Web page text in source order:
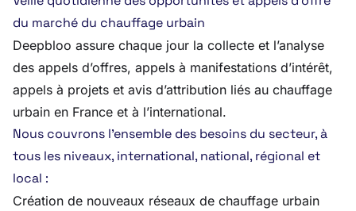
du marché du chauffage urbain
Deepbloo assure chaque jour la collecte et l’analyse
des appels d’offres, appels à manifestations d’intérêt,
appels à projets et avis d’attribution liés au chauffage
urbain en France et à l’international.
Nous couvrons l’ensemble des besoins du secteur, à
tous les niveaux, international, national, régional et
local :
Création de nouveaux réseaux de chauffage urbain